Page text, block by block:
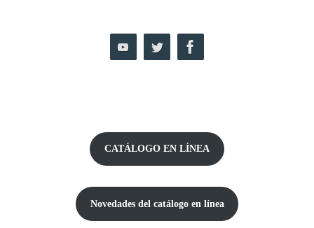
CATÁLOGO EN LÍNEA
Novedades del catálogo en línea